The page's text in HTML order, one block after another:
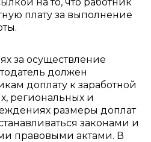
плату за выполнение
за осуществление
должен
доплату к заработной
региональных и
размеры доплат
законами и
правовыми актами. В